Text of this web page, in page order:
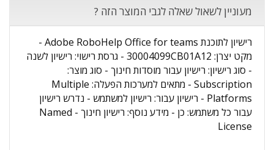
מעוניין לשאול שאלה לגבי המוצר הזה ?
רישיון לתוכנת Adobe RoboHelp Office for teams -
מקט יצרן: 30004099CB01A12 - גרסת רישוי: רישיון לשנה
- סוג רישיון: רישיון עבור מוסדות חינוך - סוג מוצר:
Subscription - מתאים למערכות הפעלה: Multiple
Platforms - רישיון עבור: רישיון למשתמש - נדרש רישיון
עבור כל משתמש: כן - מידע נוסף: רישיון חינוך - Named
License